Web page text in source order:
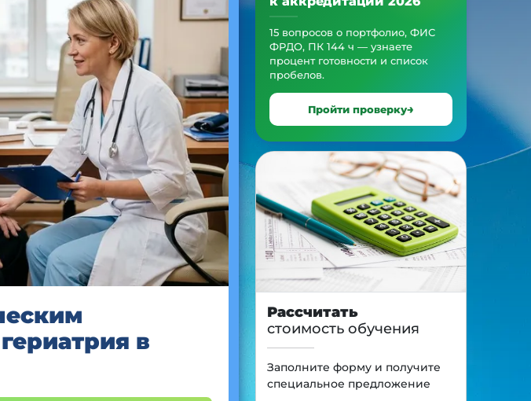
в
15 вопросов о портфолио, ФИС
ФРДО, ПК 144 ч — узнаете
процент готовности и список
пробелов.
Пройти проверку
Рассчитать
стоимость обучения
Заполните форму и получите
специальное предложение